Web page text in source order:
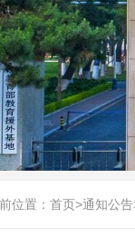
位置： 首页>通知公告